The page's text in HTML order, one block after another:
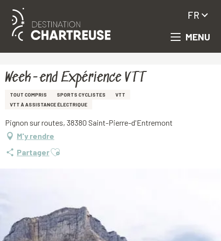
Aller
principal
MENU
FR
Week-end Expérience VTT
TOUT COMPRIS SPORTS CYCLISTES
VTT
VTT À ASSISTANCE ÉLECTRIQUE
Pignon sur routes, 38380 Saint-Pierre-d'Entremont
M'y rendre
PartagerAjouter aux favoris